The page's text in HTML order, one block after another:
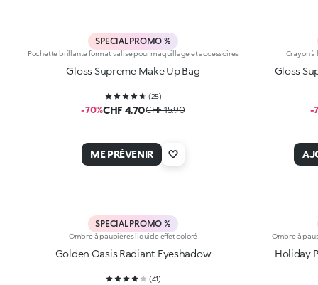
SPECIAL PROMO %
Pochette brillante format valise pour maquillage et accessoires
Gloss Supreme Make Up Bag
(25)
-70%CHF 4.70CHF 15.90
ME PRÉVENIR
Crayon à
Gloss
-
SPECIAL PROMO %
Ombre à paupières liquide effet coloré
Golden Oasis Radiant Eyeshadow
(41)
Ombre à
Holiday